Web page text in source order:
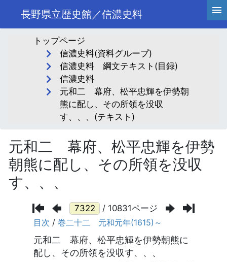
長野県立歴史館／信濃史料
トップページ
信濃史料(資料グループ)
信濃史料 綱文テキスト(目録)
信濃史料
元和二 幕府、松平忠輝を伊勢朝
熊に配し、その所領を没収
す、、、(テキスト)
元和二 幕府、松平忠輝を伊勢
朝熊に配し、その所領を没収
す、、、
/ 10831ページ